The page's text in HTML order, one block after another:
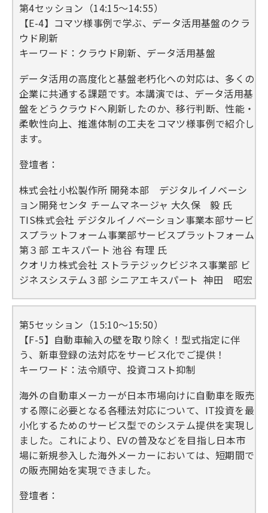
第4セッション（14:15～14:55）
【E-4】コマツ様事例で学ぶ、データ活用基盤のクラ
ウド刷新
キーワード：クラウド刷新、データ活用基盤
データ活用の高度化と基盤老朽化への対応は、多くの
企業に共通する課題です。本講演では、データ活用基
盤をどうクラウドへ刷新したのか、移行判断、性能・
柔軟性向上、推進体制の工夫をコマツ様事例で紹介し
ます。
登壇者：
株式会社小松製作所 開発本部 デジタルイノベーシ
ョン開発センタ チームマネージャ 大久保 毅 氏
TIS株式会社 デジタルイノベーション事業本部サービ
スプラットフォーム事業部サービスプラットフォーム
第３部 エキスパート 池谷 有理 氏
クオリカ株式会社 ストラテジックビジネス事業部 ビ
ジネスシステム３部 シニアエキスパート 神田 昭宏
第5セッション（15:10～15:50）
【F-5】自動車輸入の壁を取り除く！型式指定に伴
う、新車登録の法対応をサービス化でご提供！
キーワード：法令順守、投資コスト抑制
海外の自動車メーカーが日本市場向けに自動車を販売
する際に必要となる各種法対応について、IT投資を最
小化するためのサービス型でのシステム提供を実現し
ました。これにより、EVの普及などを目指し日本市
場に新規参入した海外メーカーにおいては、短期間で
の販売開始を実現できました。
登壇者：